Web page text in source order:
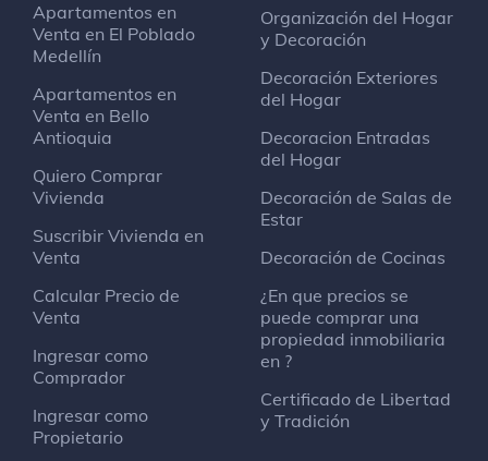
Apartamentos en
Venta en El Poblado
Medellín
Apartamentos en
Venta en Bello
Antioquia
Quiero Comprar
Vivienda
Suscribir Vivienda en
Venta
Calcular Precio de
Venta
Ingresar como
Comprador
Ingresar como
Propietario
Organización del Hogar
y Decoración
Decoración Exteriores
del Hogar
Decoracion Entradas
del Hogar
Decoración de Salas de
Estar
Decoración de Cocinas
¿En que precios se
puede comprar una
propiedad inmobiliaria
en ?
Certificado de Libertad
y Tradición